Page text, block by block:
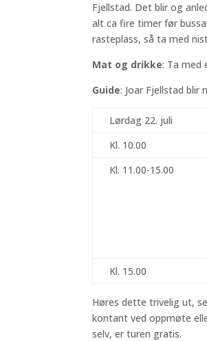
Fjellstad. Det blir og
alt ca fire timer før
rasteplass, så ta med
Mat og drikke: Ta med
Guide: Joar Fjellstad blir
Lørdag 22. juli
Kl. 10.00
Kl. 11.00-15.00
Kl. 15.00
Høres dette trivelig ut,
kontant ved oppmøte
selv, er turen gratis.